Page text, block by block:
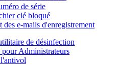
de série
clé bloqué
des e-mails d'enregistrement
de désinfection
Administrateurs